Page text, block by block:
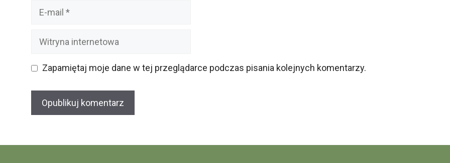
Witryna
Zapamiętaj moje dane w tej przeglądarce podczas pisania kolejnych komentarzy.